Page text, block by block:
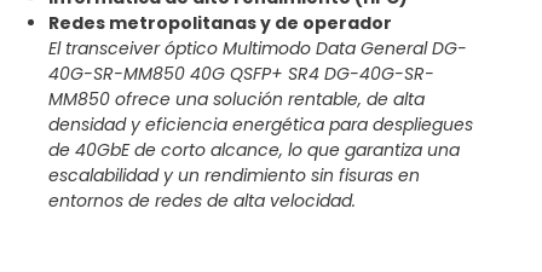
Redes metropolitanas y de operador
El transceiver óptico Multimodo Data General DG-
40G-SR-MM850 40G QSFP+ SR4 DG-40G-SR-
MM850 ofrece una solución rentable, de alta
densidad y eficiencia energética para despliegues
de 40GbE de corto alcance, lo que garantiza una
escalabilidad y un rendimiento sin fisuras en
entornos de redes de alta velocidad.